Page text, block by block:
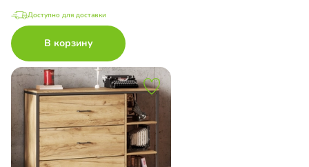
Доступно для доставки
В корзину